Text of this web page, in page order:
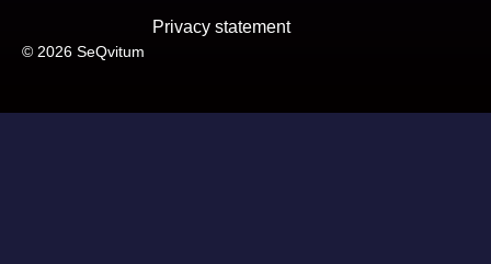
© 2026 SeQvitum
Privacy statement